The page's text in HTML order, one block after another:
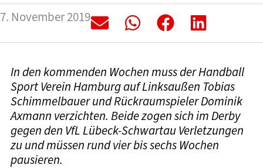
7. November 2019
In den kommenden Wochen muss der Handball
Sport Verein Hamburg auf Linksaußen Tobias
Schimmelbauer und Rückraumspieler Dominik
Axmann verzichten. Beide zogen sich im Derby
gegen den VfL Lübeck-Schwartau Verletzungen
zu und müssen rund vier bis sechs Wochen
pausieren.